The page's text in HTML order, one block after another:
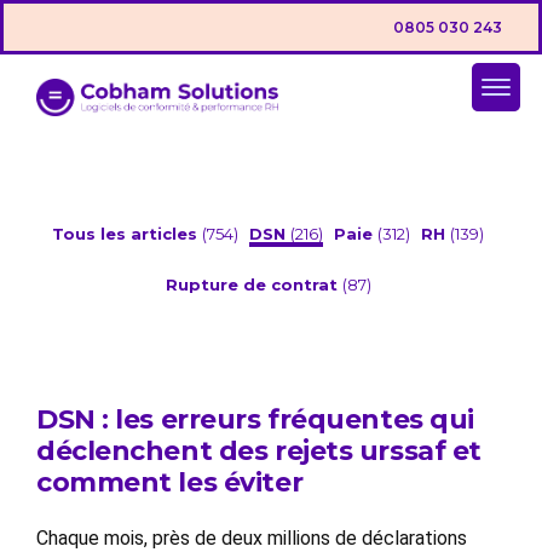
0805 030 243
Tous les articles (754) DSN (216) Paie (312) RH (139)
Rupture de contrat (87)
DSN : les erreurs fréquentes qui
déclenchent des rejets urssaf et
comment les éviter
Chaque mois, près de deux millions de déclarations